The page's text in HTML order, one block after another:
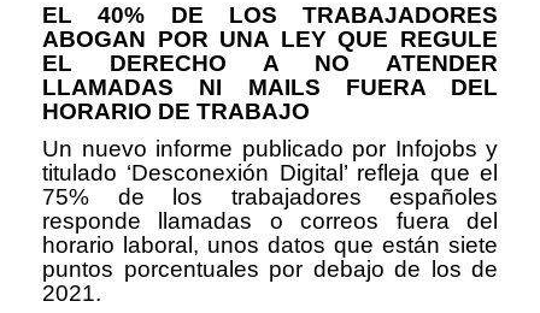
EL 40% DE LOS TRABAJADORES
ABOGAN POR UNA LEY QUE REGULE
EL DERECHO A NO ATENDER
LLAMADAS NI MAILS FUERA DEL
HORARIO DE TRABAJO
Un nuevo informe publicado por Infojobs y
titulado ‘Desconexión Digital’ refleja que el
75% de los trabajadores españoles
responde llamadas o correos fuera del
horario laboral, unos datos que están siete
puntos porcentuales por debajo de los de
2021.